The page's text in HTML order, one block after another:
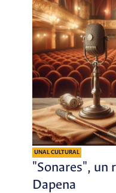
UNAL CULTURAL
"Sonares", un
Dapena